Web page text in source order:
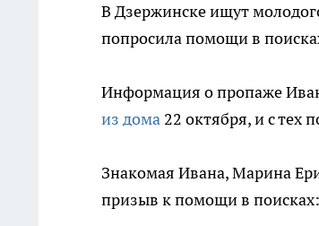
В Дзержинске ищут
попросила помощи в
Информация о пропаже
из дома 22 октября, и с тех
Знакомая Ивана, Марина
призыв к помощи в поисках: